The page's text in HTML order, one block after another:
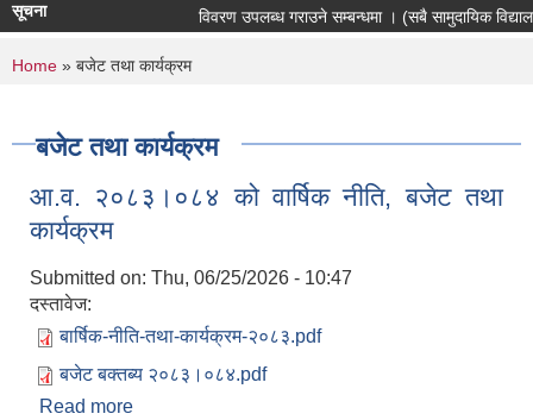
सूचना विवरण उपलब्ध गराउने सम्बन्धमा । (सबै सामुदायिक
You are here
Home » बजेट तथा कार्यक्रम
बजेट तथा कार्यक्रम
आ.व. २०८३।०८४ को वार्षिक नीति, बजेट तथा
कार्यक्रम
Submitted on: Thu, 06/25/2026 - 10:47
दस्तावेज:
बार्षिक-नीति-तथा-कार्यक्रम-२०८३.pdf
बजेट बक्तब्य २०८३।०८४.pdf
Read more